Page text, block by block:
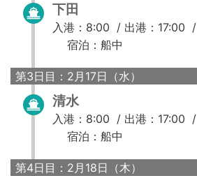
下田
入港：8:00 / 出港：17:00 /
宿泊：船中
第3日目：2月17日（水）
清水
入港：8:00 / 出港：17:00 /
宿泊：船中
第4日目：2月18日（木）